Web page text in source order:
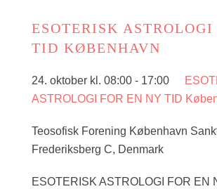
ESOTERISK
TID KØBENHAVN
24. oktober kl. 08:00 - 17:00
ASTROLOGI FOR EN NY TID
Teosofisk Forening København
Frederiksberg C, Denmark
ESOTERISK ASTROLOGI FOR EN